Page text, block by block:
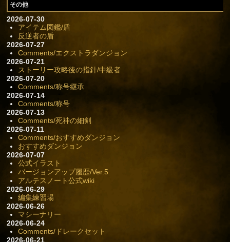
その他
2026-07-30
アイテム図鑑/盾
反逆者の盾
2026-07-27
Comments/エクストラダンジョン
2026-07-21
ストーリー攻略後の指針/中級者
2026-07-20
Comments/称号継承
2026-07-14
Comments/称号
2026-07-13
Comments/死神の細剣
2026-07-11
Comments/おすすめダンジョン
おすすめダンジョン
2026-07-07
公式イラスト
バージョンアップ履歴/Ver.5
アルテスノート公式wiki
2026-06-29
編集練習場
2026-06-26
マシーナリー
2026-06-24
Comments/ドレークセット
2026-06-21